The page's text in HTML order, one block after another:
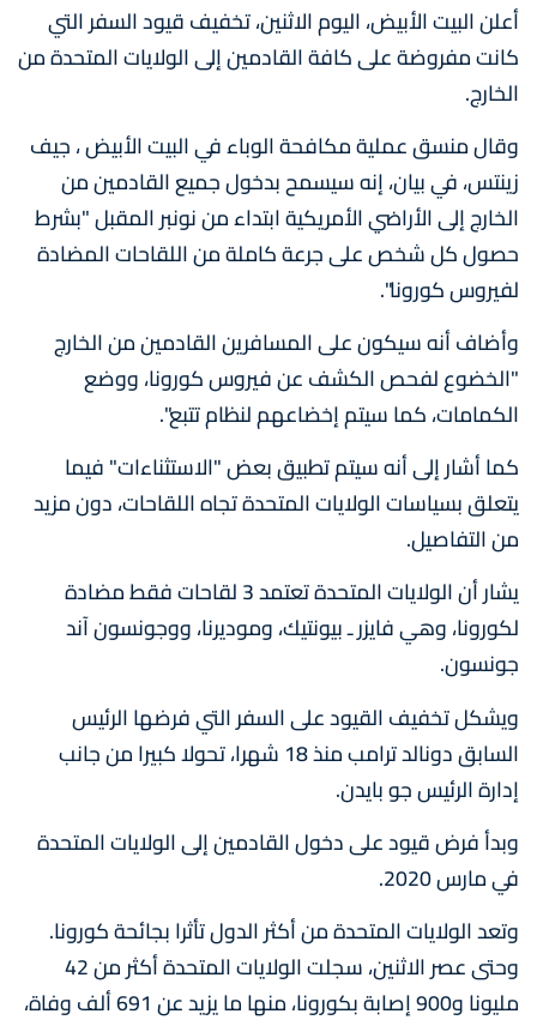
أعلن البيت الأبيض، اليوم الاثنين، تخفيف قيود السفر التي
كانت مفروضة على كافة القادمين إلى الولايات المتحدة من
الخارج.
وقال منسق عملية مكافحة الوباء في البيت الأبيض ، جيف
زينتس، في بيان، إنه سيسمح بدخول جميع القادمين من
الخارج إلى الأراضي الأمريكية ابتداء من نونبر المقبل "بشرط
حصول كل شخص على جرعة كاملة من اللقاحات المضادة
لفيروس كورونا".
وأضاف أنه سيكون على المسافرين القادمين من الخارج
"الخضوع لفحص الكشف عن فيروس كورونا، ووضع
الكمامات، كما سيتم إخضاعهم لنظام تتبع".
كما أشار إلى أنه سيتم تطبيق بعض "الاستثناءات" فيما
يتعلق بسياسات الولايات المتحدة تجاه اللقاحات، دون مزيد
من التفاصيل.
يشار أن الولايات المتحدة تعتمد 3 لقاحات فقط مضادة
لكورونا، وهي فايزر ـ بيونتيك، وموديرنا، ووجونسون آند
جونسون.
ويشكل تخفيف القيود على السفر التي فرضها الرئيس
السابق دونالد ترامب منذ 18 شهرا، تحولا كبيرا من جانب
إدارة الرئيس جو بايدن.
وبدأ فرض قيود على دخول القادمين إلى الولايات المتحدة
في مارس 2020.
وتعد الولايات المتحدة من أكثر الدول تأثرا بجائحة كورونا.
وحتى عصر الاثنين، سجلت الولايات المتحدة أكثر من 42
مليونا و900 إصابة بكورونا، منها ما يزيد عن 691 ألف وفاة،